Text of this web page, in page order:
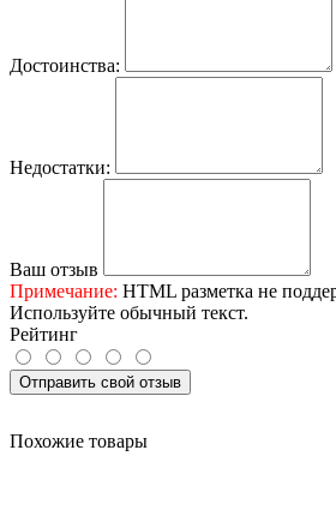
Достоинства:
Недостатки:
Ваш отзыв
Примечание: HTML разметка не
Используйте обычный текст.
Рейтинг
Отправить свой отзыв
Похожие товары